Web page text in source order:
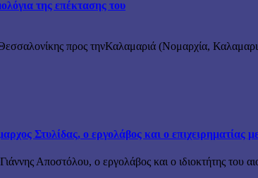
της επέκτασης του
προς τηνΚαλαμαριά (Νομαρχία,
Στυλίδας, ο εργολάβος και ο επιχειρηματίας με
Αποστόλου, ο εργολάβος και ο ιδιοκτήτης του